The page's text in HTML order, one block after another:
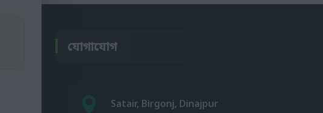
যোগাযোগ
Satair, Birgonj, Dinajpur